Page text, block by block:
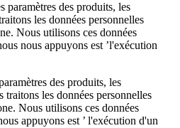
paramètres des produits, les
les données personnelles
Nous utilisons ces données
nous appuyons est ’l'exécution
des produits, les
les données personnelles
Nous utilisons ces données
appuyons est ’ l'exécution d'un